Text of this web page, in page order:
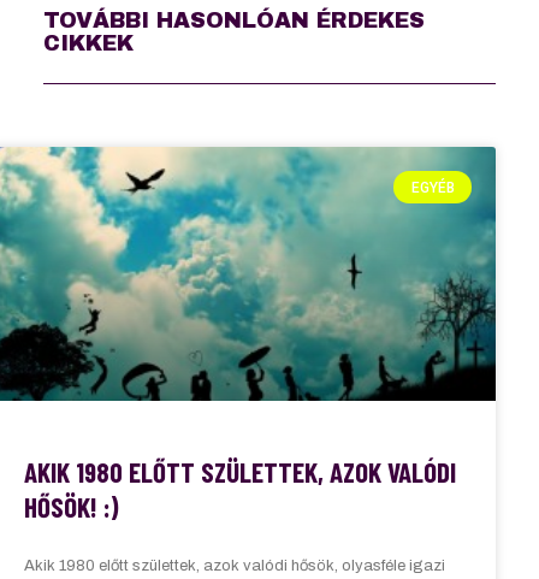
TOVÁBBI HASONLÓAN ÉRDEKES
CIKKEK
EGYÉB
AKIK 1980 ELŐTT SZÜLETTEK, AZOK VALÓDI
HŐSÖK! :)
Akik 1980 előtt születtek, azok valódi hősök, olyasféle igazi